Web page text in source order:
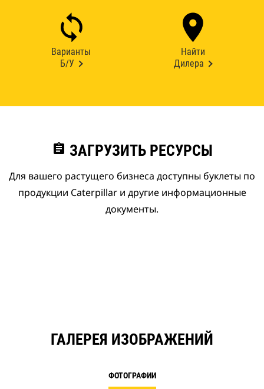
Варианты
Б/У
Найти
Дилера
assignment ЗАГРУЗИТЬ РЕСУРСЫ
Для вашего растущего бизнеса доступны буклеты по
продукции Caterpillar и другие информационные
документы.
ГАЛЕРЕЯ ИЗОБРАЖЕНИЙ
ФОТОГРАФИИ